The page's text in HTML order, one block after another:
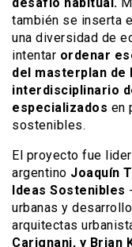
también se inserta
una diversidad de
intentar ordenar
del masterplan de
interdisciplinario
especializados en
sostenibles.
El proyecto fue
argentino Joaquín
Ideas Sostenibles
urbanas y
arquitectas
Carignani, y Brian